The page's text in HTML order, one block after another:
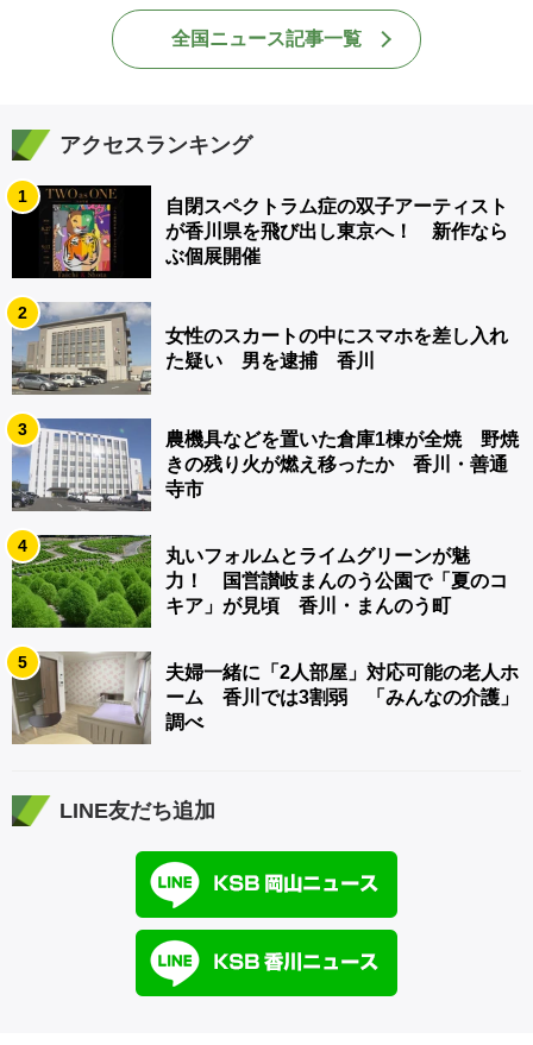
全国ニュース記事一覧
アクセスランキング
1
自閉スペクトラム症の双子アーティスト
が香川県を飛び出し東京へ！ 新作なら
ぶ個展開催
2
女性のスカートの中にスマホを差し入れ
た疑い 男を逮捕 香川
3
農機具などを置いた倉庫1棟が全焼 野焼
きの残り火が燃え移ったか 香川・善通
寺市
4
丸いフォルムとライムグリーンが魅
力！ 国営讃岐まんのう公園で「夏のコ
キア」が見頃 香川・まんのう町
5
夫婦一緒に「2人部屋」対応可能の老人ホ
ーム 香川では3割弱 「みんなの介護」
調べ
LINE友だち追加